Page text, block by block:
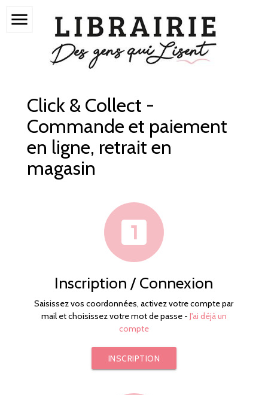
menu
Click & Collect -
Commande et paiement
en ligne, retrait en
magasin
looks_one
Inscription / Connexion
Saisissez vos coordonnées, activez votre compte par
mail et choisissez votre mot de passe - J'ai déjà un
compte
INSCRIPTION